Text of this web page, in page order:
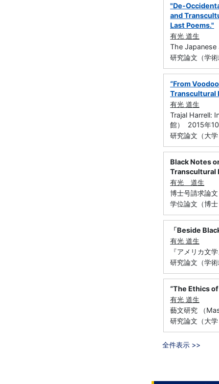
"De-
and
Last Poems."
有光 道生
The
研究論文（学
“From
Transcultural
有光 道生
Trajal Harrell:
館） 2015年
研究論文（大
Black Notes
Transcultural
有光 道生
博士号請求論
学位論文（博
「Beside
有光 道生
『アメリカ文
研究論文（学
“The Ethics
有光 道生
藝文研究 （
研究論文（大
全件表示 >>